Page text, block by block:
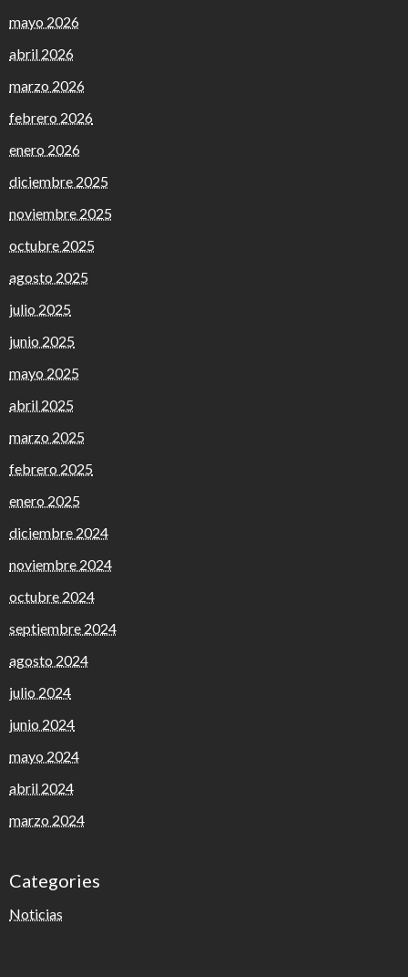
mayo 2026
abril 2026
marzo 2026
febrero 2026
enero 2026
diciembre 2025
noviembre 2025
octubre 2025
agosto 2025
julio 2025
junio 2025
mayo 2025
abril 2025
marzo 2025
febrero 2025
enero 2025
diciembre 2024
noviembre 2024
octubre 2024
septiembre 2024
agosto 2024
julio 2024
junio 2024
mayo 2024
abril 2024
marzo 2024
Categories
Noticias